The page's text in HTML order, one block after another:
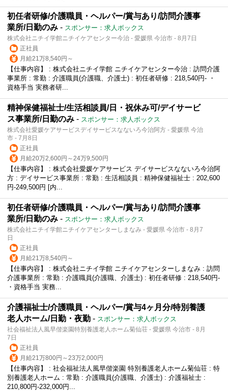
初任者研修/介護職員・ヘルパー/賞与あり/訪問介護事
業所/日勤のみ - スポンサー：求人ボックス
株式会社ニチイ学館ニチイケアセンター今治 - 愛媛県 今治市 - 8月7日
正社員
月給21万8,540円～
【仕事内容】 : 株式会社ニチイ学館 ニチイケアセンター今治 : 訪問介護
事業所 : 常勤 : 介護職員(介護職、介護士) : 初任者研修 : 218,540円- ・
資格手当 実務者研...
精神保健福祉士/生活相談員/日・祝休み可/デイサービ
ス事業所/日勤のみ - スポンサー：求人ボックス
株式会社愛媛ケアサービスデイサービスなないろ今治阿方 - 愛媛県 今治
市 - 7月8日
正社員
月給20万2,600円～24万9,500円
【仕事内容】 : 株式会社愛媛ケアサービス デイサービスなないろ今治阿
方 : デイサービス事業所 : 常勤 : 生活相談員 : 精神保健福祉士 : 202,600
円-249,500円 [内...
初任者研修/介護職員・ヘルパー/賞与あり/訪問介護事
業所/日勤のみ - スポンサー：求人ボックス
株式会社ニチイ学館ニチイケアセンターしまなみ - 愛媛県 今治市 - 8月7
日
正社員
月給21万8,540円～
【仕事内容】 : 株式会社ニチイ学館 ニチイケアセンターしまなみ : 訪問
介護事業所 : 常勤 : 介護職員(介護職、介護士) : 初任者研修 : 218,540円-
・資格手当 実務...
介護福祉士/介護職員・ヘルパー/賞与4ヶ月分/特別養護
老人ホーム/日勤・夜勤 - スポンサー：求人ボックス
社会福祉法人風早偕楽園特別養護老人ホーム菊仙荘 - 愛媛県 今治市 - 8月
7日
正社員
月給21万800円～23万2,000円
【仕事内容】 : 社会福祉法人風早偕楽園 特別養護老人ホーム菊仙荘 : 特
別養護老人ホーム : 常勤 : 介護職員(介護職、介護士) : 介護福祉士 :
210,800円-232,000円...